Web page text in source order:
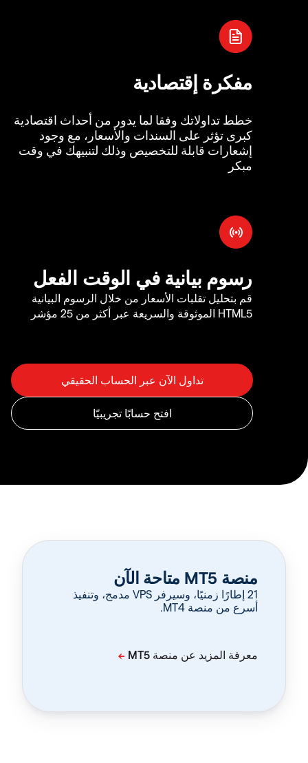
مفكرة إقتصادية
خطط تداولاتك وفقا لما يدور من أحداث اقتصادية
كبرى تؤثر على السندات والأسعار، مع وجود
إشعارات قابلة للتخصيص وذلك لتنبيهك في وقت
مبكر
رسوم بيانية في الوقت الفعل
قم بتحليل تقلبات الأسعار من خلال الرسوم البيانية
HTML5 الموثوقة والسريعة عبر أكثر من 25 مؤشر
منصة MT5 متاحة الآن
‏21 إطارًا زمنيًا، وسيرفر VPS مدمج، وتنفيذ
أسرع من منصة MT4.